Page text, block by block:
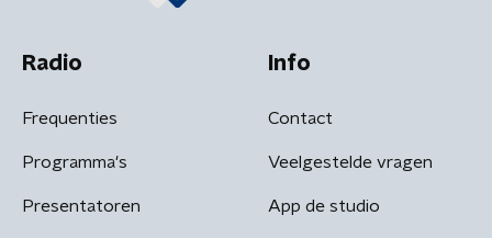
Radio
Frequenties
Programma's
Presentatoren
Info
Contact
Veelgestelde vragen
App de studio